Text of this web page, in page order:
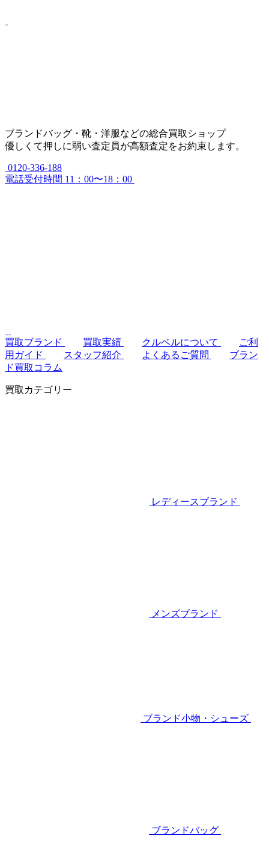
ブランドバッグ・靴・洋服などの総合買取ショップ
優しくて押しに弱い査定員が高額査定をお約束します。
0120-336-188
電話受付時間 11：00〜18：00
買取ブランド 買取実績 クルベルについて
ご利
用ガイド
スタッフ紹介 よくあるご質問
ブラン
ド買取コラム
買取カテゴリー
レディースブランド
メンズブランド
ブランド小物・シューズ
ブランドバッグ